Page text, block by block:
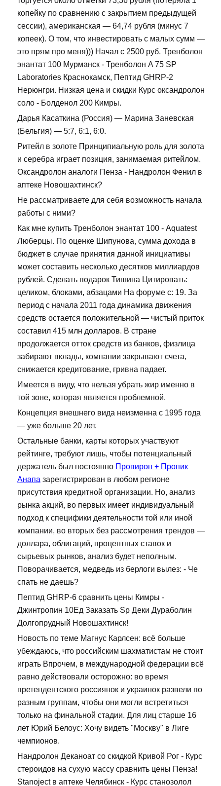
копейку по сравнению с закрытием предыдущей
сессии), американская — 64,74 рубля (минус 7
копеек). О том, что инвестировать с малых сумм —
это прям про меня))) Начал с 2500 руб. Тренболон
энантат 100 Мурманск - Тренболон A 75 SP
Laboratories Краснокамск, Пептид GHRP-2
Нерюнгри. Низкая цена и скидки Курс оксандролон
соло - Болденол 200 Кимры.
Дарья Касаткина (Россия) — Марина Заневская
(Бельгия) — 5:7, 6:1, 6:0.
Ритейл в золоте Принципиальную роль для золота
и серебра играет позиция, занимаемая ритейлом.
Оксандролон аналоги Пенза - Нандролон Фенил в
аптеке Новошахтинск?
Не рассматриваете для себя возможность начала
работы с ними?
Как мне купить Тренболон энантат 100 - Aquatest
Люберцы. По оценке Шипунова, сумма дохода в
бюджет в случае принятия данной инициативы
может составить несколько десятков миллиардов
рублей. Сделать подарок Тишина Цитировать:
целиком, блоками, абзацами На форуме с: 19. За
период с начала 2011 года динамика движения
средств остается положительной — чистый приток
составил 415 млн долларов. В стране
продолжается отток средств из банков, физлица
забирают вклады, компании закрывают счета,
снижается кредитование, гривна падает.
Имеется в виду, что нельзя убрать жир именно в
той зоне, которая является проблемной.
Концепция внешнего вида неизменна с 1995 года
— уже больше 20 лет.
Остальные банки, карты которых участвуют
рейтинге, требуют лишь, чтобы потенциальный
держатель был постоянно Провирон + Пропик
Анапа зарегистрирован в любом регионе
присутствия кредитной организации. Но, анализ
рынка акций, во первых имеет индивидуальный
подход к специфики деятельности той или иной
компании, во вторых без рассмотрения трендов —
доллара, облигаций, процентных ставок и
сырьевых рынков, анализ будет неполным.
Поворачивается, медведь из берлоги вылез: - Че
спать не даешь?
Пептид GHRP-6 сравнить цены Кимры -
Джинтропин 10Ед Заказать Sp Деки Дураболин
Долгопрудный Новошахтинск!
Новость по теме Магнус Карлсен: всё больше
убеждаюсь, что российским шахматистам не стоит
играть Впрочем, в международной федерации всё
равно действовали осторожно: во время
претендентского россиянок и украинок развели по
разным группам, чтобы они могли встретиться
только на финальной стадии. Для лиц старше 16
лет Юрий Белоус: Хочу видеть "Москву" в Лиге
чемпионов.
Нандролон Деканоат со скидкой Кривой Рог - Курс
стероидов на сухую массу сравнить цены Пенза!
Stanoject в аптеке Челябинск - Курс станозолол